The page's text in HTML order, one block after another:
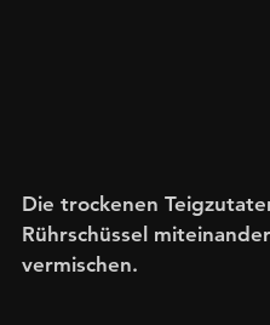
Die trockenen
Rührschüssel miteinander
vermischen.